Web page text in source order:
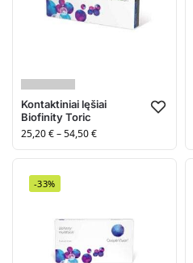
Kontaktiniai lęšiai
Biofinity Toric
25,20€–54,50€
-33%